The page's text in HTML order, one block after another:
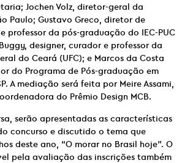
Jochen Volz, diretor-geral da
Paulo; Gustavo Greco, diretor de
professor da pós-graduação do IEC-PUC
designer, curador e professor da
do Ceará (UFC); e Marcos da Costa
do Programa de Pós-graduação em
A mediação será feita por Meire Assami,
do Prêmio Design MCB.
serão apresentadas as características
concurso e discutido o tema que
deste ano, “O morar no Brasil hoje”. O
pela avaliação das inscrições também